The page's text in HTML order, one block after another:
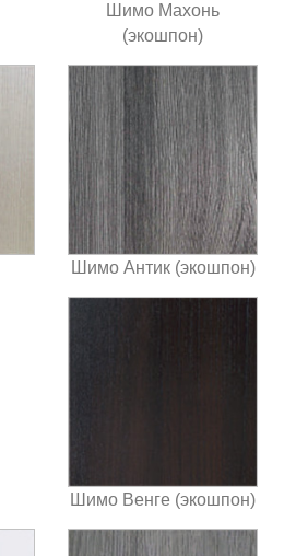
Шимо Махонь
(экошпон)
Шимо Антик (экошпон)
Шимо Венге (экошпон)